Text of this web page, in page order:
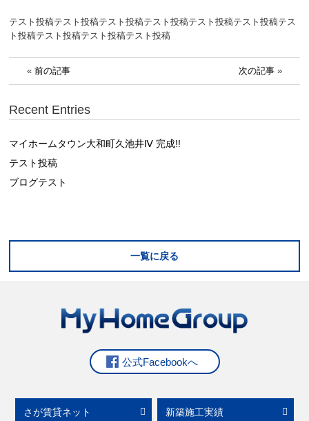
テスト投稿テスト投稿テスト投稿テスト投稿テスト投稿テスト投稿テス
ト投稿テスト投稿テスト投稿テスト投稿
«前の記事 次の記事»
Recent Entries
マイホームタウン大和町久池井Ⅳ 完成!!
テスト投稿
ブログテスト
一覧に戻る
公式Facebookへ
さが賃貸ネット 新築施工実績